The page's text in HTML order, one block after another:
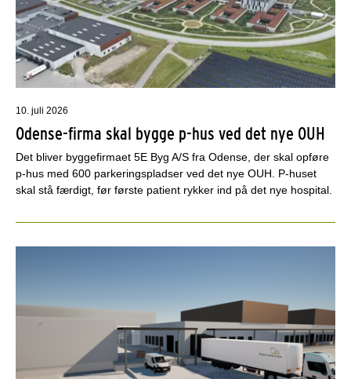
10. juli 2026
Odense-firma skal bygge p-hus ved det nye OUH
Det bliver byggefirmaet 5E Byg A/S fra Odense, der skal opføre
p-hus med 600 parkeringspladser ved det nye OUH. P-huset
skal stå færdigt, før første patient rykker ind på det nye hospital.